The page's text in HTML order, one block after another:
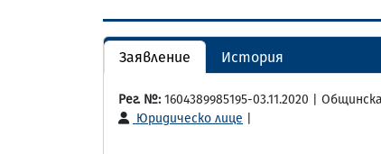
Заявление История
Рег. №: 1604389985195-03.11.2020 |
Юридическо лице